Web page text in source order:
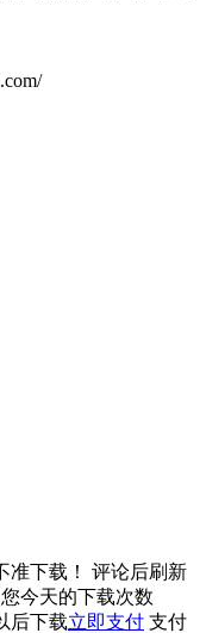
准下载！ 评论后刷新
您今天的下载次数
后下载立即支付 支付